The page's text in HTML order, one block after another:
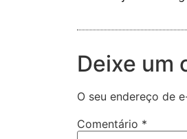
Deixe um
O seu endereço de
Comentário *